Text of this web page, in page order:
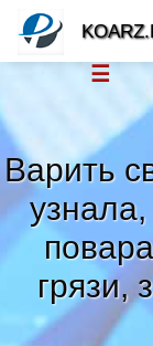
Варить
грязи,
☰
Тренды
Рубрики»
Правила »